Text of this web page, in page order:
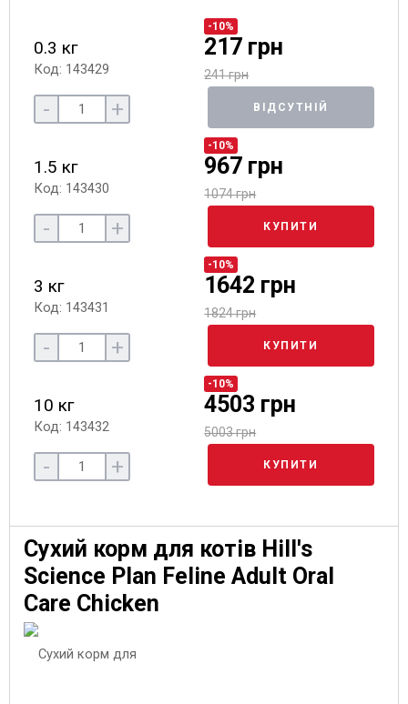
0.3 кг
Код: 143429
-10%
217 грн
241 грн
- + ВІДСУТНІЙ
1.5 кг
Код: 143430
-10%
967 грн
1074 грн
- + КУПИТИ
3 кг
Код: 143431
-10%
1642 грн
1824 грн
- + КУПИТИ
10 кг
Код: 143432
-10%
4503 грн
5003 грн
- + КУПИТИ
Сухий корм для котів Hill's
Science Plan Feline Adult Oral
Care Chicken